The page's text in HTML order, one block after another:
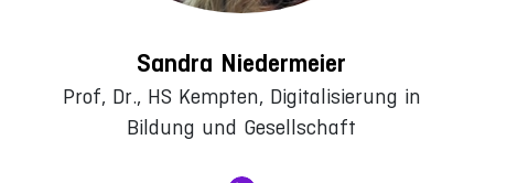
Sandra Niedermeier
Prof, Dr., HS Kempten, Digitalisierung in
Bildung und Gesellschaft